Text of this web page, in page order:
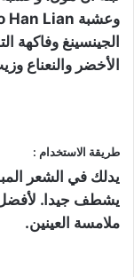
الجينسينغ وفاكهة
الأخضر والنعناع
طريقة الاستخدام :
يدلك في الشعر
يشطف جيدا. لأفضل
ملامسة العينين.